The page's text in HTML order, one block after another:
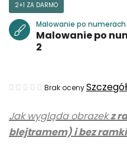
Jak wygląda obrazekz
blejtramem) i bez ramki
2+1 ZA DARMO
Malowanie po numerach
Malowanie po
2
Średnia
produktu
wynosi
Brak oceny